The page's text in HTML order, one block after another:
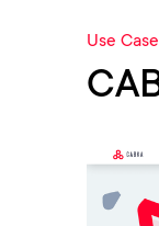
Use